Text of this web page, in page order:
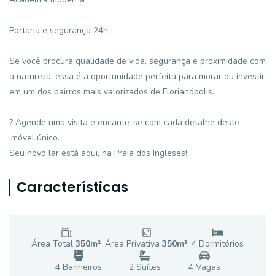
Portaria e segurança 24h
Se você procura qualidade de vida, segurança e proximidade com
a natureza, essa é a oportunidade perfeita para morar ou investir
em um dos bairros mais valorizados de Florianópolis.
? Agende uma visita e encante-se com cada detalhe deste
imóvel único.
Seu novo lar está aqui, na Praia dos Ingleses!..
Características
Área Total 350m² Área Privativa 350m² 4 Dormitórios
4Banheiros 2 Suítes 4Vagas